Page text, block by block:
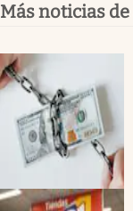
Más noticias de